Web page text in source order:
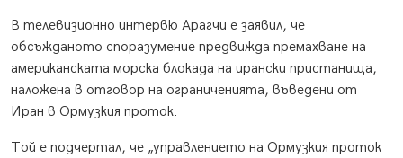
В телевизионно интервю Арагчи е заявил, че
обсъжданото споразумение предвижда премахване на
американската морска блокада на ирански пристанища,
наложена в отговор на ограниченията, въведени от
Иран в Ормузкия проток.
Той е подчертал, че „управлението на Ормузкия проток